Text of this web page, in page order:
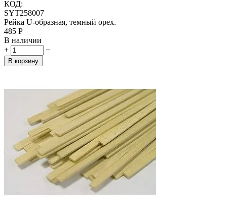
КОД:
SYT258007
Рейка U-образная, темный орех.
‍485‍ Р
В наличии
+
−
В корзину